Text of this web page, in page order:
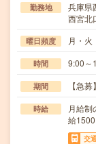
勤務地
兵庫県
西宮北
曜日頻度 月・火
時間 9:00～
期間 【急
時給
月給
給
交